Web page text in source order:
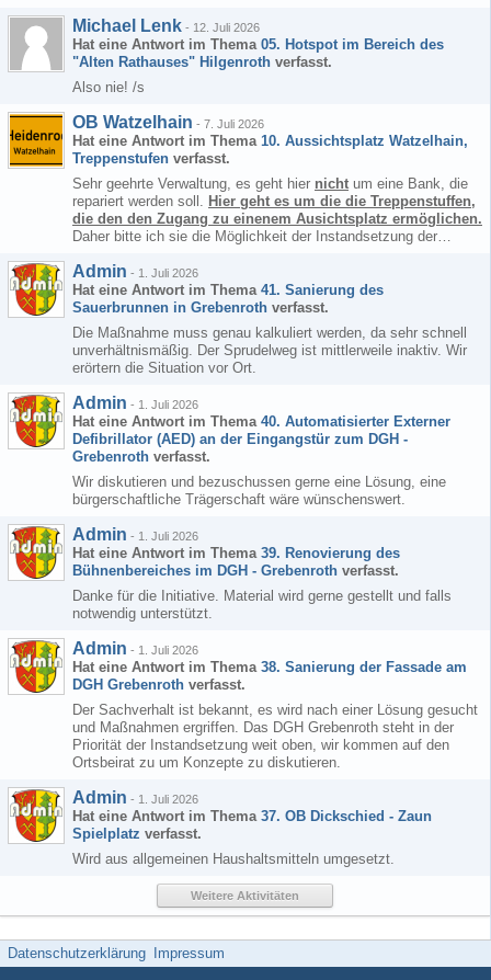
Michael Lenk - 12. Juli 2026
Hat eine Antwort im Thema 05. Hotspot im Bereich des
"Alten Rathauses" Hilgenroth verfasst.
Also nie! /s
OB Watzelhain - 7. Juli 2026
Hat eine Antwort im Thema 10. Aussichtsplatz Watzelhain,
Treppenstufen verfasst.
Sehr geehrte Verwaltung, es geht hier nicht um eine Bank, die
repariert werden soll. Hier geht es um die die Treppenstuffen,
die den den Zugang zu einenem Ausichtsplatz ermöglichen.
Daher bitte ich sie die Möglichkeit der Instandsetzung der…
Admin - 1. Juli 2026
Hat eine Antwort im Thema 41. Sanierung des
Sauerbrunnen in Grebenroth verfasst.
Die Maßnahme muss genau kalkuliert werden, da sehr schnell
unverhältnismäßig. Der Sprudelweg ist mittlerweile inaktiv. Wir
erörtern die Situation vor Ort.
Admin - 1. Juli 2026
Hat eine Antwort im Thema 40. Automatisierter Externer
Defibrillator (AED) an der Eingangstür zum DGH -
Grebenroth verfasst.
Wir diskutieren und bezuschussen gerne eine Lösung, eine
bürgerschaftliche Trägerschaft wäre wünschenswert.
Admin - 1. Juli 2026
Hat eine Antwort im Thema 39. Renovierung des
Bühnenbereiches im DGH - Grebenroth verfasst.
Danke für die Initiative. Material wird gerne gestellt und falls
notwendig unterstützt.
Admin - 1. Juli 2026
Hat eine Antwort im Thema 38. Sanierung der Fassade am
DGH Grebenroth verfasst.
Der Sachverhalt ist bekannt, es wird nach einer Lösung gesucht
und Maßnahmen ergriffen. Das DGH Grebenroth steht in der
Priorität der Instandsetzung weit oben, wir kommen auf den
Ortsbeirat zu um Konzepte zu diskutieren.
Admin - 1. Juli 2026
Hat eine Antwort im Thema 37. OB Dickschied - Zaun
Spielplatz verfasst.
Wird aus allgemeinen Haushaltsmitteln umgesetzt.
Weitere Aktivitäten
Datenschutzerklärung Impressum